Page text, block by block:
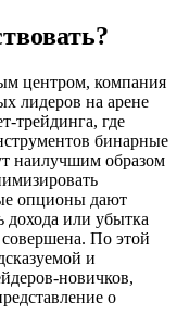
центром, компания
лидеров на арене
трейдинга, где
бинарные
наилучшим образом
опционы дают
дохода или убытка
совершена. По этой
и
новичков,
о